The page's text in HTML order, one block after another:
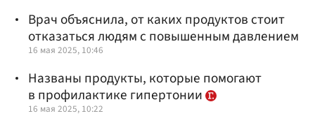
Врач объяснила, от каких продуктов стоит
отказаться людям с повышенным давлением
16 мая 2025, 10:46
Названы продукты, которые помогают
в профилактике гипертонии
16 мая 2025, 10:22